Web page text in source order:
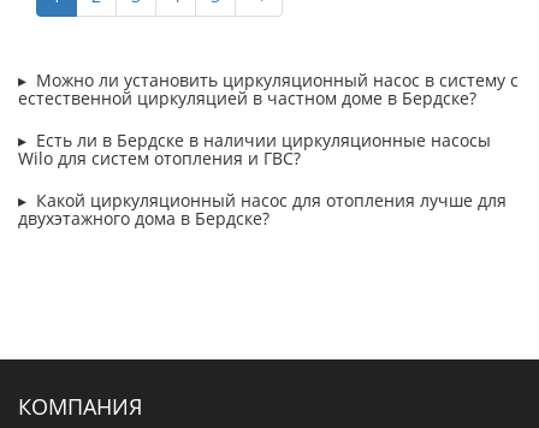
Можно ли установить циркуляционный насос в систему с
естественной циркуляцией в частном доме в Бердске?
Есть ли в Бердске в наличии циркуляционные насосы
Wilo для систем отопления и ГВС?
Какой циркуляционный насос для отопления лучше для
двухэтажного дома в Бердске?
КОМПАНИЯ